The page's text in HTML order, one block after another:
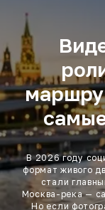
В 2026 году
формат живого
стали
Москва-река —
Но если